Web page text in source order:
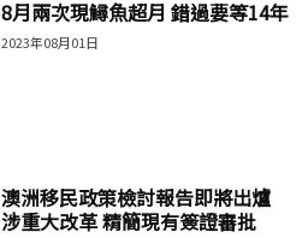
8月兩次現鱘魚超月 錯過要等14年
2023年08月01日
澳洲移民政策檢討報告即將出爐
涉重大改革 精簡現有簽證審批